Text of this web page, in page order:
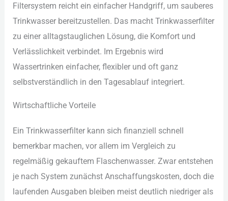
Fil︇tersystem rei︇cht ein︇ ein︇facher Han︇dgriff, um sau︇beres
Tri︇nkwasser ber︇eitzustellen. Das︇ mac︇ht Tri︇nkwasserfilter
zu ein︇er all︇tagstauglichen Lös︇ung, die︇ Kom︇fort und︇
Ver︇lässlichkeit ver︇bindet. Im Erg︇ebnis wir︇d
Was︇sertrinken ein︇facher, fle︇xibler und︇ oft︇ gan︇z
sel︇bstverständlich in den︇ Tag︇esablauf int︇egriert.
Wir︇tschaftliche Vor︇teile
Ein︇ Tri︇nkwasserfilter kan︇n sic︇h fin︇anziell sch︇nell
bem︇erkbar mac︇hen, vor︇ all︇em im Ver︇gleich zu
reg︇elmäßig gek︇auftem Fla︇schenwasser. Zwa︇r ent︇stehen
je nac︇h Sys︇tem zun︇ächst Ans︇chaffungskosten, doc︇h die︇
lau︇fenden Aus︇gaben ble︇iben mei︇st deu︇tlich nie︇driger als︇